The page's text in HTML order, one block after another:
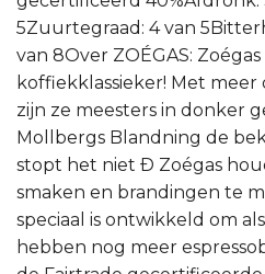
5Zuurtegraad: 4 van
van 8Over ZOÉGAS:
koffiekklassieker! Met meer
zijn ze meesters in donker
Mollbergs Blandning de
stopt het niet Ð Zoégas
smaken en brandingen te
speciaal is ontwikkeld om
hebben nog meer